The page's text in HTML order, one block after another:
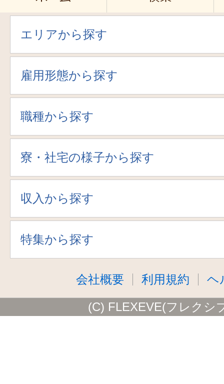
エリアから探す
雇用形態から探す
職種から探す
寮・社宅の様子から探す
収入から探す
特集から探す
会社概要 利用規約 ヘ
(C) FLEXEVE(フレクシ